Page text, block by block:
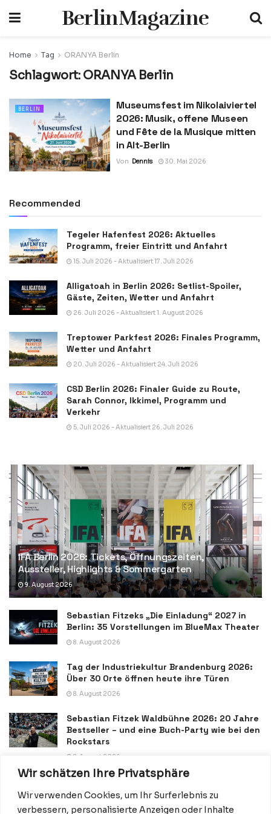
Wir schätzen Ihre Privatsphäre
Wir verwenden Cookies, um Ihr Surferlebnis zu
verbessern, personalisierte Anzeigen oder Inhalte
BerlinMagazine
Home Tag ORANYA Berlin
Schlagwort: ORANYA Berlin
BERLIN
Museumsfest im Nikolaiviertel
2026: Musik, offene Museen
und Fête de la Musique mitten
in Alt-Berlin
Von Dennis 30. Mai 2026
Recommended
Tegeler Hafenfest 2026: Aktuelles
Programm, freier Eintritt und Anfahrt
15. Juli 2026 - Aktualisiert 17. Juli 2026
Alligatoah in Berlin 2026: Setlist-Spoiler,
Gäste, Zeiten, Wetter und Anfahrt
26. Juli 2026 - Aktualisiert 1. August 2026
Treptower Parkfest 2026: Finales Programm,
Wetter und Anfahrt
20. Juli 2026 - Aktualisiert 24. Juli 2026
CSD Berlin 2026: Finaler Guide zu Route,
Sarah Connor, Ikkimel, Programm und
Verkehr
5. Juli 2026 - Aktualisiert 26. Juli 2026
IFA Berlin 2026: Tickets, Öffnungszeiten,
Aussteller, Highlights & Sommergarten
9. August 2026
Sebastian Fitzeks „Die Einladung“ 2027 in
Berlin: 35 Vorstellungen im BlueMax Theater
8. August 2026
Tag der Industriekultur Brandenburg 2026:
Über 30 Orte öffnen heute ihre Türen
8. August 2026
Sebastian Fitzek Waldbühne 2026: 20 Jahre
Bestseller – und eine Buch-Party wie bei den
Rockstars
8. August 2026